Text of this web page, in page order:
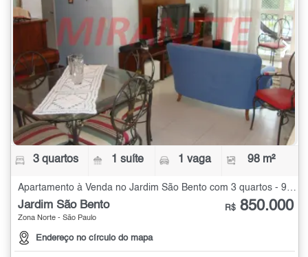
3 quartos 1 suíte 1 vaga 98 m²
Apartamento à Venda no Jardim São Bento com 3 quartos - 98 m²
Jardim São Bento
Zona Norte - São Paulo
Endereço no círculo do mapa
R$ 850.000